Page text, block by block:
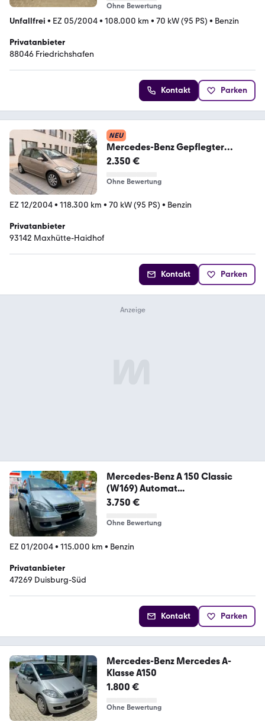
Ohne Bewertung
Unfallfrei • EZ 05/2004• 108.000 km • 70 kW (95 PS) • Benzin
Privatanbieter
88046 Friedrichshafen
Kontakt Parken
NEU
Mercedes-Benz Gepflegter
Mercedes A150 Tüv 08/28
2.350 €
Ohne Bewertung
EZ 12/2004• 118.300 km • 70 kW (95 PS) • Benzin
Privatanbieter
93142 Maxhütte-Haidhof
Kontakt Parken
Mercedes-Benz A 150 Classic
(W169) Automat...
3.750 €
Ohne Bewertung
EZ 01/2004• 115.000 km • Benzin
Privatanbieter
47269 Duisburg-Süd
Kontakt Parken
Mercedes-Benz Mercedes A-
Klasse A150
1.800 €
Ohne Bewertung